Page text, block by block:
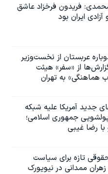
فریدون فرخزاد عاشق
ایران بود
عربستان از نخست‌وزیر
از «سفر» هیئت
هماهنگی» به تهران
جدید آمریکا علیه شبکه
جمهوری اسلامی؛
رضا غیبی
تازه برای سیاست
زهران ممدانی در نیویورک